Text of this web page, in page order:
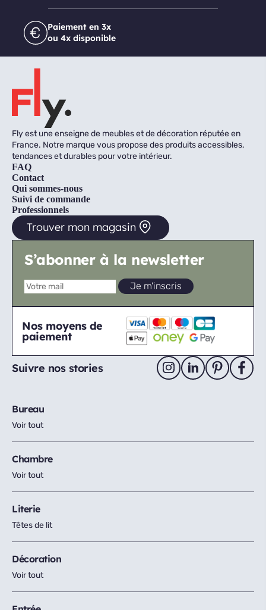
Paiement en 3x
ou 4x disponible
Fly est une enseigne de meubles et de décoration réputée en
France. Notre marque vous propose des produits accessibles,
tendances et durables pour votre intérieur.
FAQ
Contact
Qui sommes-nous
Suivi de commande
Professionnels
Trouver mon magasin
S’abonner à la newsletter
Nos moyens de
paiement
Suivre nos stories
Bureau
Voir tout
Chambre
Voir tout
Literie
Têtes de lit
Décoration
Voir tout